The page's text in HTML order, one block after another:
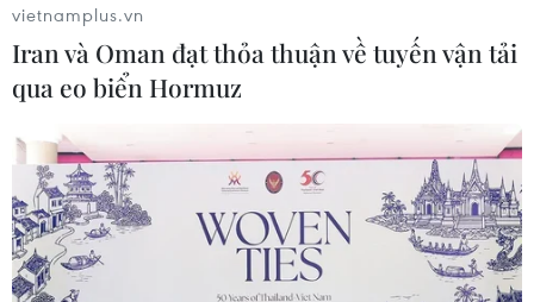
vietnamplus.vn
Iran và Oman đạt thỏa thuận về tuyến vận tải
qua eo biển Hormuz